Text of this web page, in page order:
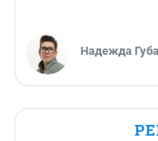
Надежда